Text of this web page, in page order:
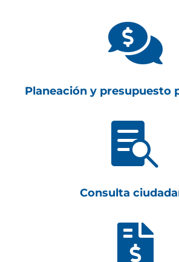

Planeación y presupuesto

Consulta
